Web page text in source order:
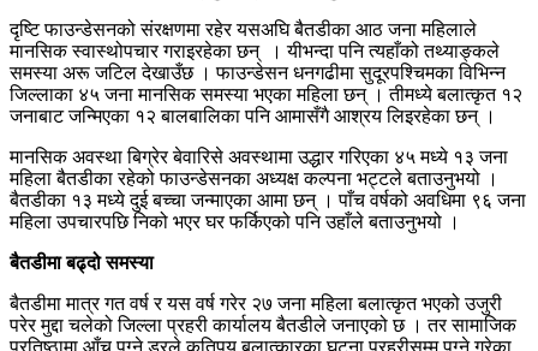
दृष्टि फाउन्डेसनको संरक्षणमा रहेर यसअघि बैतडीका आठ जना महिलाले
मानसिक स्वास्थोपचार गराइरहेका छन् । यीभन्दा पनि त्यहाँको तथ्याङ्कले
समस्या अरू जटिल देखाउँछ । फाउन्डेसन धनगढीमा सुदूरपश्चिमका विभिन्न
जिल्लाका ४५ जना मानसिक समस्या भएका महिला छन् । तीमध्ये बलात्कृत १२
जनाबाट जन्मिएका १२ बालबालिका पनि आमासँगै आश्रय लिइरहेका छन् ।
मानसिक अवस्था बिग्रेर बेवारिसे अवस्थामा उद्धार गरिएका ४५ मध्ये १३ जना
महिला बैतडीका रहेको फाउन्डेसनका अध्यक्ष कल्पना भट्टले बताउनुभयो ।
बैतडीका १३ मध्ये दुई बच्चा जन्माएका आमा छन् । पाँच वर्षको अवधिमा ९६ जना
महिला उपचारपछि निको भएर घर फर्किएको पनि उहाँले बताउनुभयो ।
बैतडीमा बढ्दो समस्या
बैतडीमा मात्र गत वर्ष र यस वर्ष गरेर २७ जना महिला बलात्कृत भएको उजुरी
परेर मुद्दा चलेको जिल्ला प्रहरी कार्यालय बैतडीले जनाएको छ । तर सामाजिक
प्रतिष्ठामा आँच पुग्ने डरले कतिपय बलात्कारका घटना प्रहरीसम्म पुग्ने गरेका